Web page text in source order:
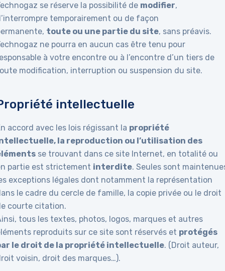
se réserve la possibilité de modifier,
temporairement ou de façon
toute ou une partie du site, sans préavis.
ne pourra en aucun cas être tenu pour
à votre encontre ou à l’encontre d’un tiers de
modification, interruption ou suspension du site.
intellectuelle
accord avec les lois régissant la propriété
la reproduction ou l’utilisation des
se trouvant dans ce site Internet, en totalité ou
partie est strictement interdite. Seules sont
exceptions légales dont notamment la représentation
le cadre du cercle de famille, la copie privée ou le droit
courte citation.
tous les textes, photos, logos, marques et autres
reproduits sur ce site sont réservés et protégés
le droit de la propriété intellectuelle. (Droit auteur,
voisin, droit des marques…).